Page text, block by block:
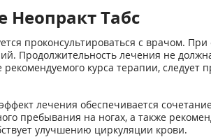
Неопракт Табс
проконсультироваться с врачом.
Продолжительность лечения не
курса терапии, следует
лечения обеспечивается
пребывания на ногах, а также
улучшению циркуляции крови.